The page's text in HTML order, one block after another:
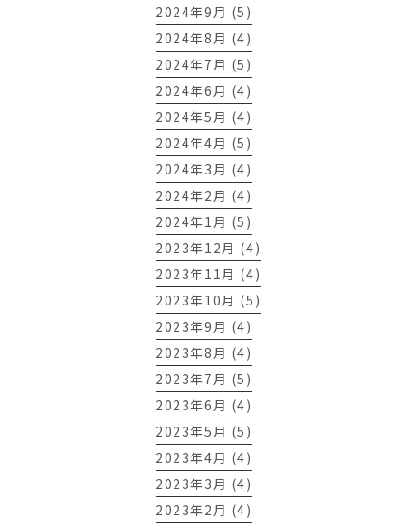
2024年9月 (5)
2024年8月 (4)
2024年7月 (5)
2024年6月 (4)
2024年5月 (4)
2024年4月 (5)
2024年3月 (4)
2024年2月 (4)
2024年1月 (5)
2023年12月 (4)
2023年11月 (4)
2023年10月 (5)
2023年9月 (4)
2023年8月 (4)
2023年7月 (5)
2023年6月 (4)
2023年5月 (5)
2023年4月 (4)
2023年3月 (4)
2023年2月 (4)